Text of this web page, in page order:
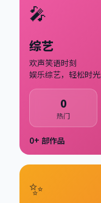
🎤
综艺
欢声笑语时刻
娱乐综艺，轻松时光
0
热门
0+ 部作品
✨